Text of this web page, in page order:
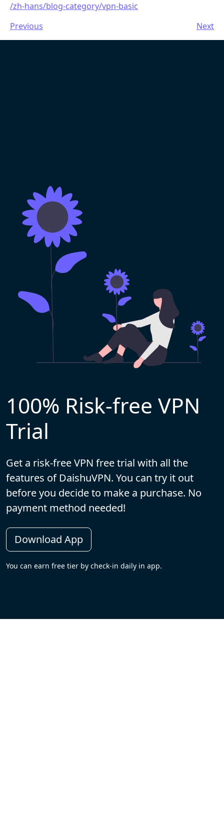
/zh-hans/blog-category/vpn-basic
Previous
Next
100% Risk-free VPN
Trial
Get a risk-free VPN free trial with all the
features of DaishuVPN. You can try it out
before you decide to make a purchase. No
payment method needed!
Download App
You can earn free tier by check-in daily in app.